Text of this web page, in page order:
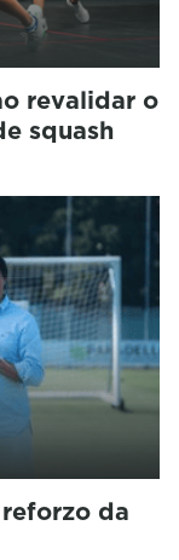
revalidar o
squash
da